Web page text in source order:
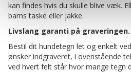
kan findes hvis du skulle blive væk.
barns taske eller jakke.
Livslang garanti på graveringen.
Bestil dit hundetegn let og enkelt
ønsker indgraveret, i ovenstående
ved hvert felt står hvor mange tegn